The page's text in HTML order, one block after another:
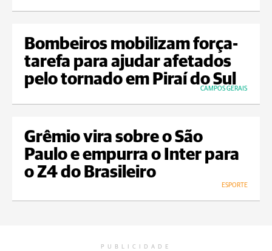
Bombeiros mobilizam força-
tarefa para ajudar afetados
pelo tornado em Piraí do Sul
CAMPOS GERAIS
Grêmio vira sobre o São
Paulo e empurra o Inter para
o Z4 do Brasileiro
ESPORTE
PUBLICIDADE